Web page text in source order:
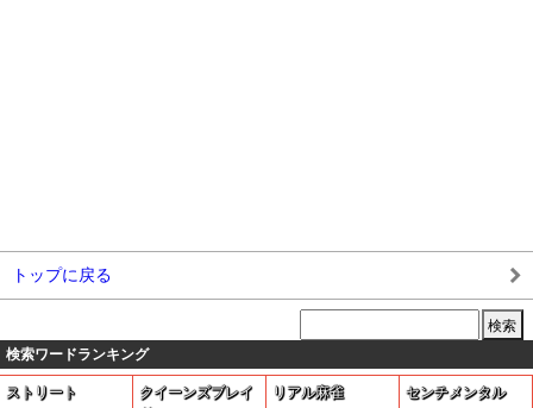
トップに戻る
検索ワードランキング
ストリート
クイーンズブレイ
リアル麻雀 センチメンタル